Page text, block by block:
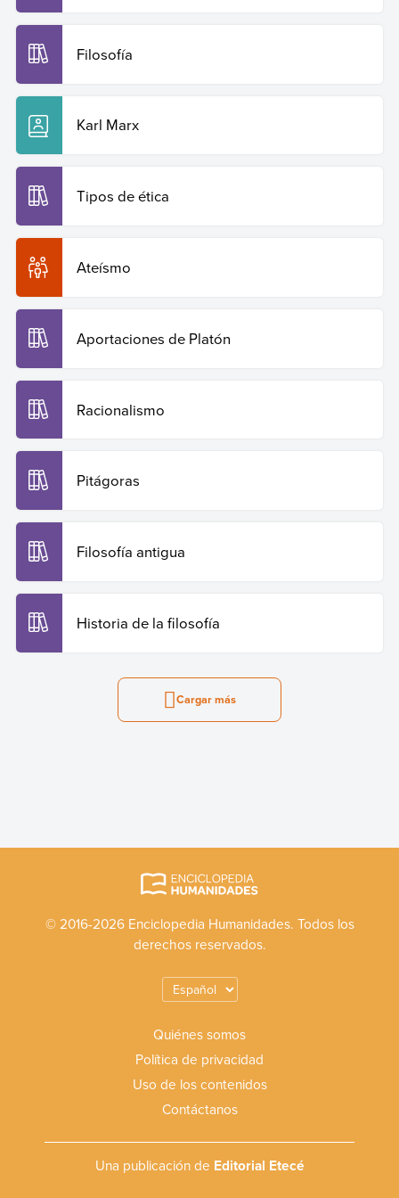
Filosofía
Karl Marx
Tipos de ética
Ateísmo
Aportaciones de Platón
Racionalismo
Pitágoras
Filosofía antigua
Historia de la filosofía
Cargar más
© 2016-2026 Enciclopedia Humanidades. Todos los
derechos reservados.
Quiénes somos
Política de privacidad
Uso de los contenidos
Contáctanos
Una publicación de Editorial Etecé